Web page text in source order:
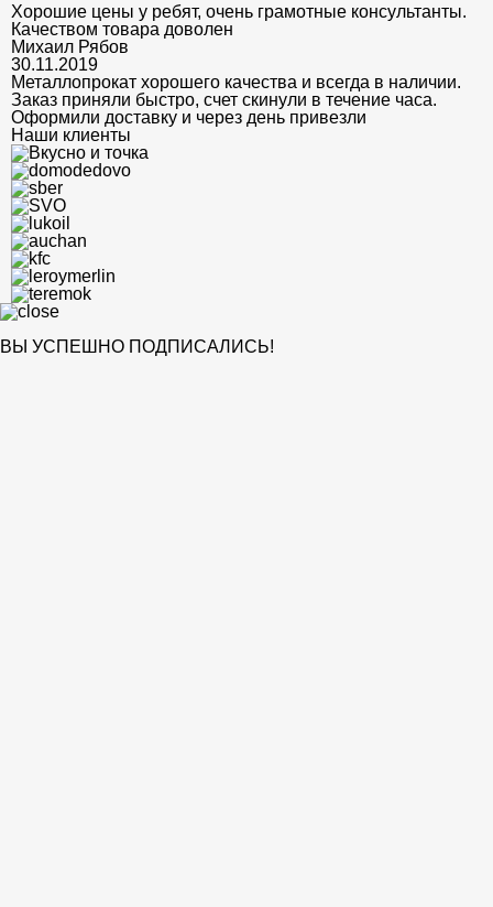
Хорошие цены у ребят, очень грамотные консультанты.
Качеством товара доволен
Михаил Рябов
30.11.2019
Металлопрокат хорошего качества и всегда в наличии.
Заказ приняли быстро, счет скинули в течение часа.
Оформили доставку и через день привезли
Наши клиенты
ВЫ УСПЕШНО ПОДПИСАЛИСЬ!